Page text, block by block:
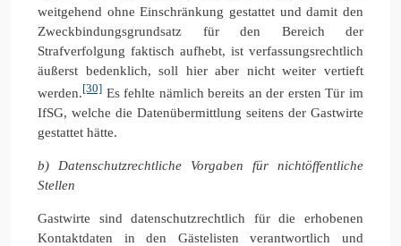
weitgehend ohne Einschränkung gestattet und damit den
Zweckbindungsgrundsatz für den Bereich der
Strafverfolgung faktisch aufhebt, ist verfassungsrechtlich
äußerst bedenklich, soll hier aber nicht weiter vertieft
werden.[30] Es fehlte nämlich bereits an der ersten Tür im
IfSG, welche die Datenübermittlung seitens der Gastwirte
gestattet hätte.
b) Datenschutzrechtliche Vorgaben für nichtöffentliche
Stellen
Gastwirte sind datenschutzrechtlich für die erhobenen
Kontaktdaten in den Gästelisten verantwortlich und